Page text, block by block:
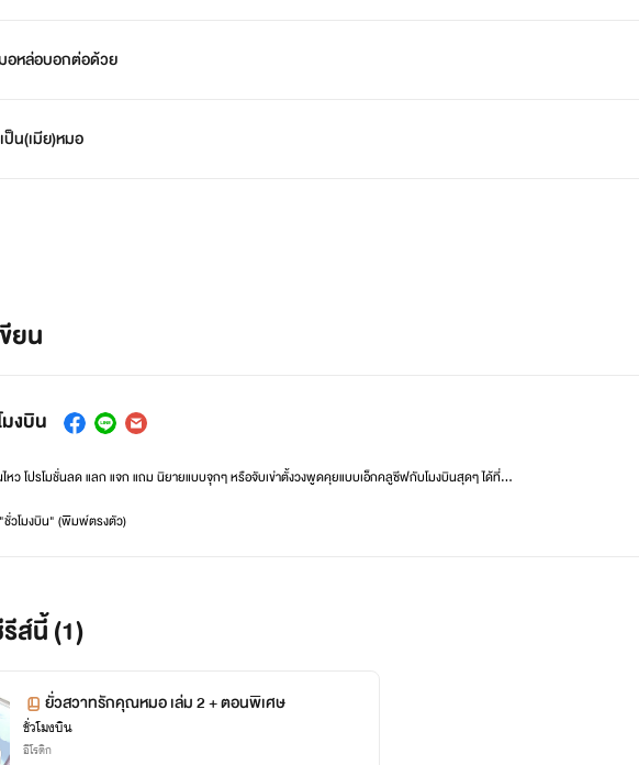
หล่อบอกต่อด้วย
ป็น(เมีย)หมอ
ยน
มงบิน
หว โปรโมชั่นลด แลก แจก แถม นิยายแบบจุกๆ หรือจับเข่าตั้งวงพูดคุยแบบเอ็กคลูซีฟกับโมงบินสุดๆ ได้ที่...
วโมงบิน" (พิมพ์ตรงตัว)
ส์นี้ (1)
ยั่วสวาทรักคุณหมอ เล่ม 2 + ตอนพิเศษ
ชั่วโมงบิน
อีโรติก